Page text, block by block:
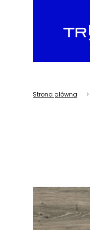
Strona główna